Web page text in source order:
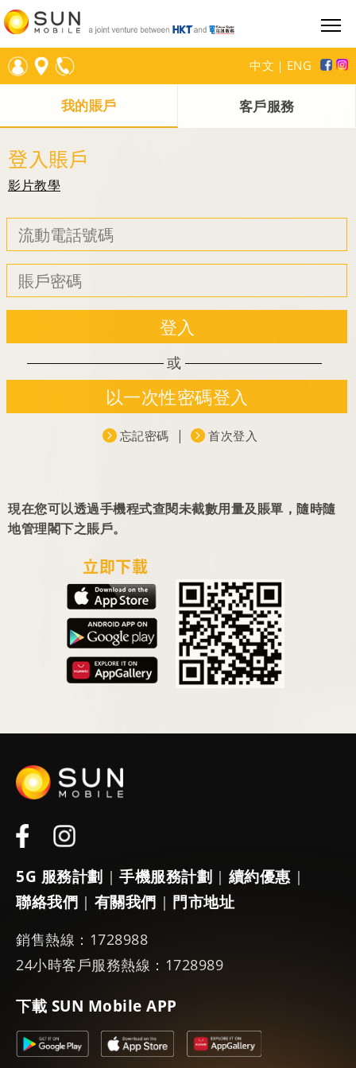
中文 ｜ ENG
我的賬戶 客戶服務
登入賬戶
現在您可以透過手機程式查閱未截數用量及賬單，隨時隨
地管理閣下之賬戶。
立即下載
5G 服務計劃 | 手機服務計劃 | 續約優惠 |
聯絡我們 | 有關我們 | 門市地址
銷售熱線：1728988
24小時客戶服務熱線：1728989
下載 SUN Mobile APP